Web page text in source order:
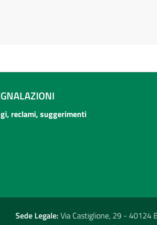
reclami, suggerimenti
Sede Legale: Via Castiglione, 29 - 40124